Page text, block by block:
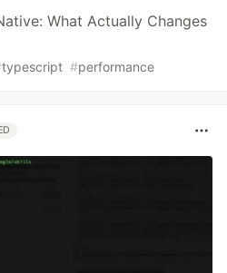
What Actually Changes
typescript #performance